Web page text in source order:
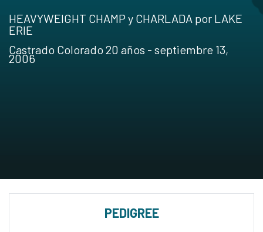
HEAVYWEIGHT CHAMP y CHARLADA por LAKE
ERIE
Castrado Colorado 20 años - septiembre 13,
2006
PEDIGREE